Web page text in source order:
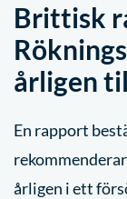
Brittisk
årligen
En rapport
årligen i ett